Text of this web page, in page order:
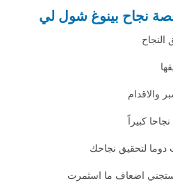
نجاح بينوغ شول لي
النجاح
والاقدام
كبيراً
دوما لتحقيق نجاحك
ستجني اضعاف ما اسثمرت